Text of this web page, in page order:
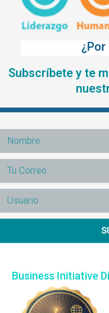
¿Por
Subscríbete y te
Business Initiative